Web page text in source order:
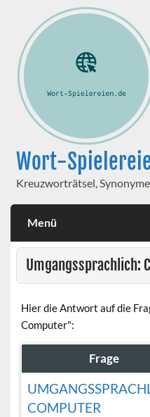
Wort-
Kreuzworträtsel,
Menü
Umgangssprachlich:
Hier die Antwort auf die
Computer":
Frage
COMPUTER